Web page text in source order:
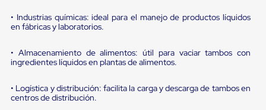
carga
Diablito
manual
Plataformas
carga
Jaulas
• Industrias químicas: ideal para el manejo de productos líquidos
en fábricas y laboratorios.
• Almacenamiento de alimentos: útil para vaciar tambos con
ingredientes líquidos en plantas de alimentos.
• Logística y distribución: facilita la carga y descarga de tambos en
centros de distribución.